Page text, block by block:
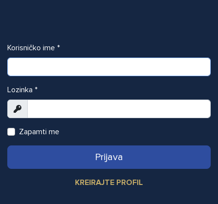
Korisničko ime *
Lozinka *
Prikaži
Zapamti me
Prijava
KREIRAJTE PROFIL